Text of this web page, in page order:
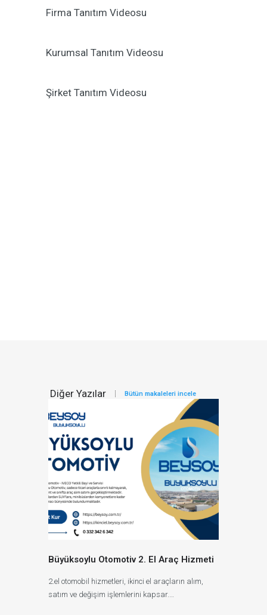
Firma Tanıtım Videosu
Kurumsal Tanıtım Videosu
Şirket Tanıtım Videosu
Diğer Yazılar Bütün makaleleri incele
Büyüksoylu Otomotiv 2. El Araç Hizmeti
2.el otomobil hizmetleri, ikinci el araçların alım,
satım ve değişim işlemlerini kapsar.…